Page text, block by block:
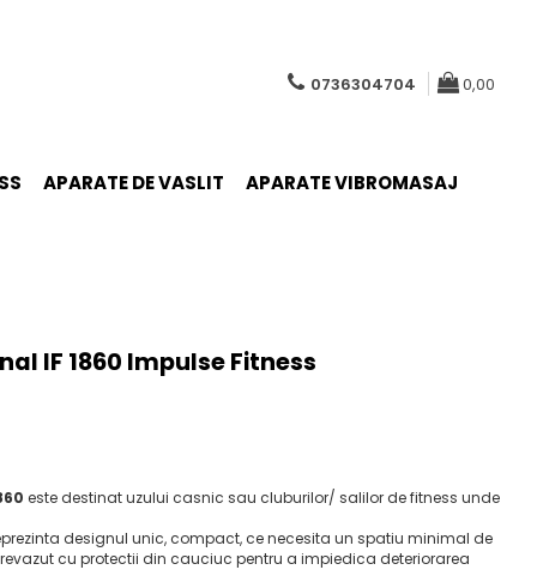
0736304704 0,00
APARATE DE VASLIT APARATE VIBROMASAJ
IF 1860 Impulse Fitness
este destinat uzului casnic sau cluburilor/ salilor de fitness unde
designul unic, compact, ce necesita un spatiu minimal de
cu protectii din cauciuc pentru a impiedica deteriorarea